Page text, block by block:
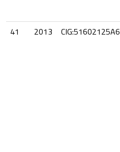
41
2013 CIG:51602125A6